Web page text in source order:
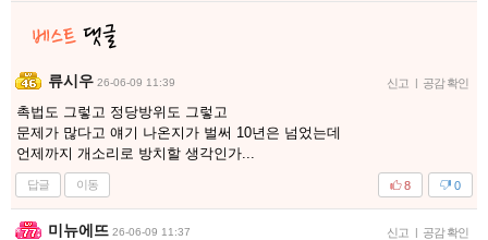
류시우 26-06-09 11:39 신고 | 공감 확인
촉법도 그렇고 정당방위도 그렇고
문제가 많다고 얘기 나온지가 벌써 10년은 넘었는데
언제까지 개소리로 방치할 생각인가...
답글 이동 0
8
미뉴에뜨 26-06-09 11:37 신고 | 공감 확인